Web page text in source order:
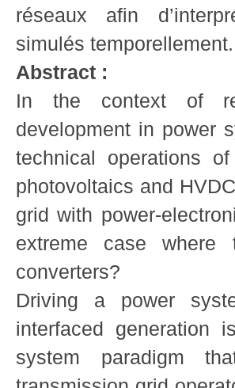
réseaux afin
simulés temporellement.
Abstract :
In the context of
development in power
technical operations
photovoltaics and
grid with power-
extreme case
converters?
Driving a power
interfaced generation
system paradigm